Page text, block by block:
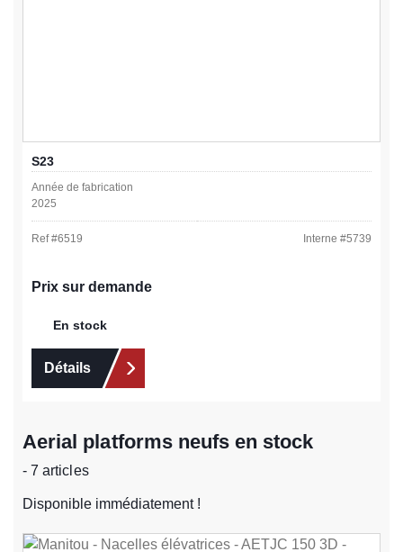
S23
Année de fabrication
2025
Ref #6519 Interne #5739
Prix sur demande
En stock
Détails
Aerial platforms neufs en stock
- 7 articles
Disponible immédiatement !